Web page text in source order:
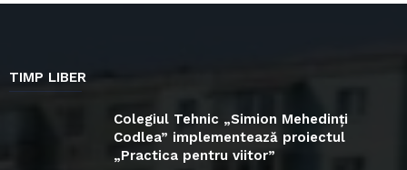
TIMP LIBER
Colegiul Tehnic „Simion Mehedinți
Codlea” implementează proiectul
„Practica pentru viitor”